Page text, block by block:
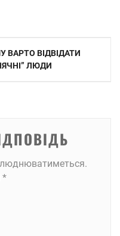
ВАРТО ВІДВІДАТИ
ЛЮДИ
*